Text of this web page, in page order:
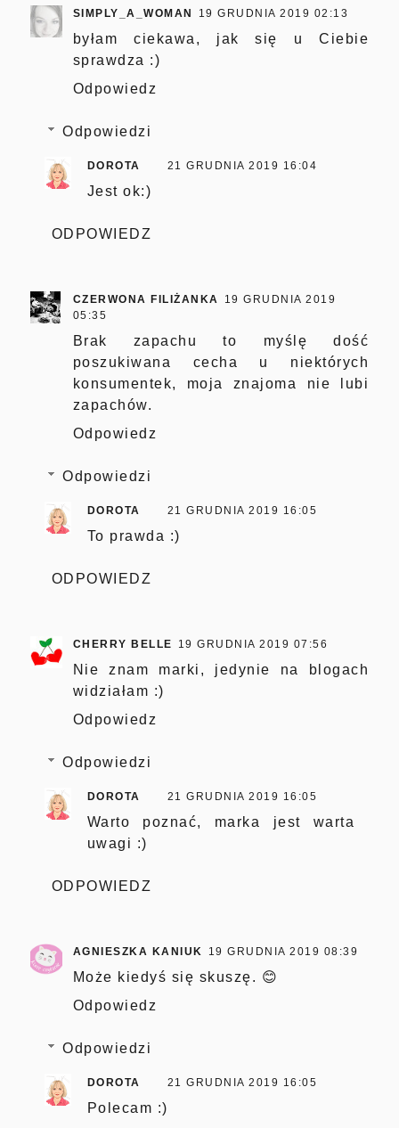
SIMPLY_A_WOMAN 19 GRUDNIA 2019 02:13
byłam ciekawa, jak się u Ciebie
sprawdza :)
Odpowiedz
Odpowiedzi
DOROTA 21 GRUDNIA 2019 16:04
Jest ok:)
ODPOWIEDZ
CZERWONA FILIŻANKA
19 GRUDNIA 2019
05:35
Brak zapachu to myślę dość
poszukiwana cecha u niektórych
konsumentek, moja znajoma nie lubi
zapachów.
Odpowiedz
Odpowiedzi
DOROTA 21 GRUDNIA 2019 16:05
To prawda :)
ODPOWIEDZ
CHERRY BELLE 19 GRUDNIA 2019 07:56
Nie znam marki, jedynie na blogach
widziałam :)
Odpowiedz
Odpowiedzi
DOROTA 21 GRUDNIA 2019 16:05
Warto poznać, marka jest warta
uwagi :)
ODPOWIEDZ
AGNIESZKA KANIUK 19 GRUDNIA 2019 08:39
Może kiedyś się skuszę. 😊
Odpowiedz
Odpowiedzi
DOROTA 21 GRUDNIA 2019 16:05
Polecam :)